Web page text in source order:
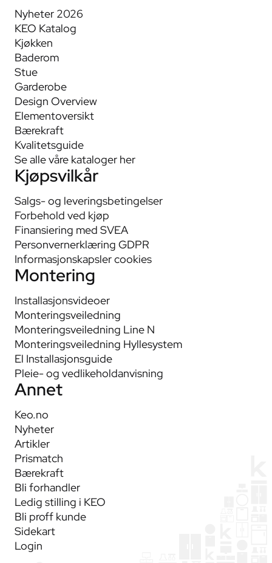
Nyheter 2026
KEO Katalog
Kjøkken
Baderom
Stue
Garderobe
Design Overview
Elementoversikt
Bærekraft
Kvalitetsguide
Se alle våre kataloger her
Kjøpsvilkår
Salgs- og leveringsbetingelser
Forbehold ved kjøp
Finansiering med SVEA
Personvernerklæring GDPR
Informasjonskapsler cookies
Montering
Installasjonsvideoer
Monteringsveiledning
Monteringsveiledning Line N
Monteringsveiledning Hyllesystem
El Installasjonsguide
Pleie- og vedlikeholdanvisning
Annet
Keo.no
Nyheter
Artikler
Prismatch
Bærekraft
Bli forhandler
Ledig stilling i KEO
Bli proff kunde
Sidekart
Login